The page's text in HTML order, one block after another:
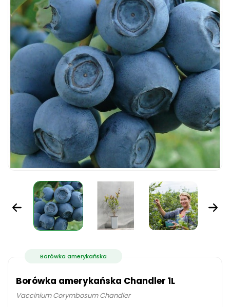
Borówka amerykańska
Borówka amerykańska Chandler 1L
Vaccinium Corymbosum Chandler